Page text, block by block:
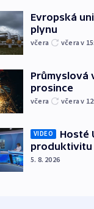
Evropská
plynu
včera včera v
Průmyslová
prosince
včera včera v
VIDEO
Hosté
produktivitu
5. 8. 2026